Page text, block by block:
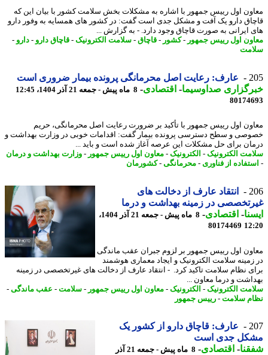
اول رییس جمهور با اشاره به مشکلات بخش سلامت کشور با بیان این که
دارو یک آفت و مشکل جدی است گفت: در کشور های همسایه به وفور دارو
ایرانی به صورت قاچاق وجود دارد. - به گزارش ...
اول رییس جمهور-کشور-قاچاق-سلامت الکترونیک-قاچاق دارو - دارو -
عارف: رعایت اصل محرمانگی پرونده بیمار ضروری است
صداوسیما-اقتصادی-8 ماه پیش - جمعه 21 آذر 1404، 12:45
اول رییس جمهور با تأکید بر ضرورت رعایت اصل محرمانگی، حریم
و سطح دسترسی پرونده بیمار گفت: اقدامات خوبی در وزارت بهداشت و
برای حل مشکلات این عرصه آغاز شده است و باید ...
الکترونیک-الکترونیک-معاون اول رییس جمهور-وزارت بهداشت و درمان
از فناوری- محرمانگی-کشورمان
انتقاد عارف از دخالت های
در زمینه بهداشت و درما
-اقتصادی-
8 ماه پیش - جمعه 21 آذر 1404،
80174469
اول رییس جمهور بر لزوم جبران عقب ماندگی
سلامت الکترونیک و ایجاد معماری هوشمند
نظام سلامت تاکید کرد. - انتقاد عارف از دخالت های غیرتخصصی در زمینه
و درما معاون ...
الکترونیک-الکترونیک-معاون اول رییس جمهور-سلامت-عقب ماندگی-
سلامت-رییس جمهور
عارف: قاچاق دارو از کشور یک
جدی است
-اقتصادی-
8 ماه پیش - جمعه 21 آذر